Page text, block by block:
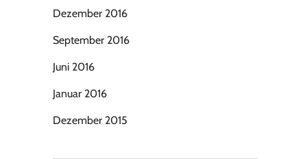
Dezember 2016
September 2016
Juni 2016
Januar 2016
Dezember 2015